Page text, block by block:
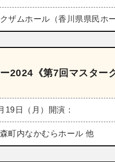
ザムホール（香川県県民ホ
2024《第7回マスター
19日（月） 開演：
町内なかむらホール 他